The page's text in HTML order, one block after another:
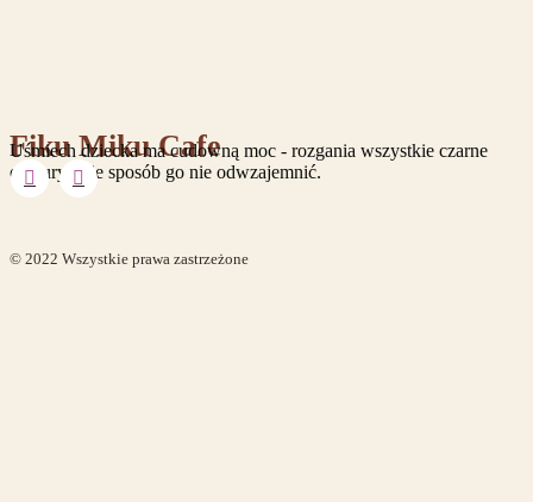
Fiku Miku Cafe
Uśmiech dziecka ma cudowną moc - rozgania wszystkie czarne
chmury i nie sposób go nie odwzajemnić.
© 2022 Wszystkie prawa zastrzeżone